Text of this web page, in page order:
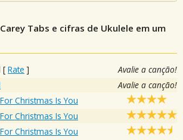
Tabs e cifras de Ukulele em um
[ Rate ] Avalie a canção!
Avalie a canção!
Christmas Is You
Christmas Is You
Christmas Is You